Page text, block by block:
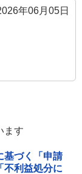
年06月05日
ます
基づく「申請
不利益処分に